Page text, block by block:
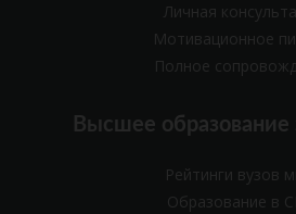
Личная
Мотивационное
Полное
Высшее
Рейтинги вузов
Образование в